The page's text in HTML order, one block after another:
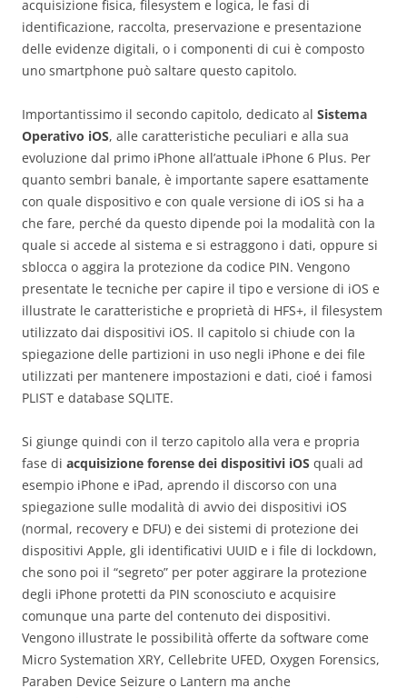
acquisizione fisica, filesystem e logica, le fasi di
identificazione, raccolta, preservazione e presentazione
delle evidenze digitali, o i componenti di cui è composto
uno smartphone può saltare questo capitolo.
Importantissimo il secondo capitolo, dedicato al Sistema
Operativo iOS, alle caratteristiche peculiari e alla sua
evoluzione dal primo iPhone all’attuale iPhone 6 Plus. Per
quanto sembri banale, è importante sapere esattamente
con quale dispositivo e con quale versione di iOS si ha a
che fare, perché da questo dipende poi la modalità con la
quale si accede al sistema e si estraggono i dati, oppure si
sblocca o aggira la protezione da codice PIN. Vengono
presentate le tecniche per capire il tipo e versione di iOS e
illustrate le caratteristiche e proprietà di HFS+, il filesystem
utilizzato dai dispositivi iOS. Il capitolo si chiude con la
spiegazione delle partizioni in uso negli iPhone e dei file
utilizzati per mantenere impostazioni e dati, cioé i famosi
PLIST e database SQLITE.
Si giunge quindi con il terzo capitolo alla vera e propria
fase di acquisizione forense dei dispositivi iOS quali ad
esempio iPhone e iPad, aprendo il discorso con una
spiegazione sulle modalità di avvio dei dispositivi iOS
(normal, recovery e DFU) e dei sistemi di protezione dei
dispositivi Apple, gli identificativi UUID e i file di lockdown,
che sono poi il “segreto” per poter aggirare la protezione
degli iPhone protetti da PIN sconosciuto e acquisire
comunque una parte del contenuto dei dispositivi.
Vengono illustrate le possibilità offerte da software come
Micro Systemation XRY, Cellebrite UFED, Oxygen Forensics,
Paraben Device Seizure o Lantern ma anche